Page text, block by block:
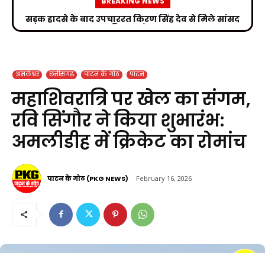
सड़क हादसे के बाद उपचाररत किरण सिंह देव से मिले सांसद
विजय बघेल
अमलेश्वर छत्तीसगढ़ पाटन के गोठ पाटन
महाशिवरात्रि पर खेल का संगम,
रवि सिंगौर ने किया शुभारंभ:
अमलीडीह में क्रिकेट का रोमांच
पाटन के गोठ (PKG NEWS) February 16, 2026